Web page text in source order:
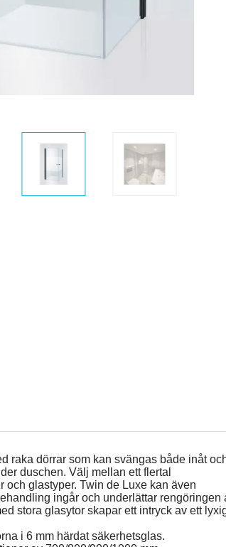
raka dörrar som kan svängas både inåt
duschen. Välj mellan ett flertal
och glastyper. Twin de Luxe kan även
ingår och underlättar rengöringen
stora glasytor skapar ett intryck av ett
i 6 mm härdat säkerhetsglas.